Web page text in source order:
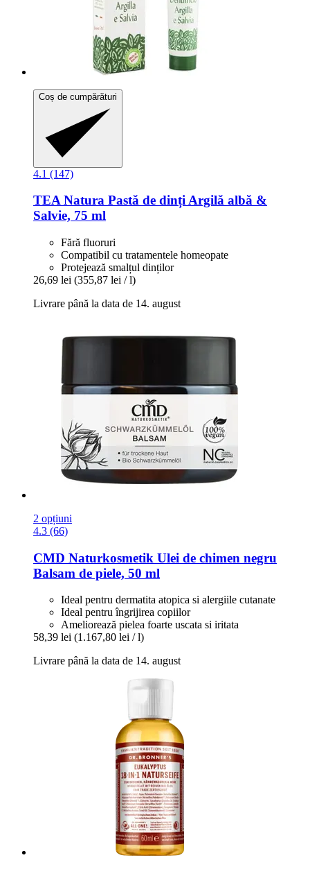
Coș de cumpărături
4.1 (147)
TEA Natura Pastă de dinți Argilă albă &
Salvie, 75 ml
Fără fluoruri
Compatibil cu tratamentele homeopate
Protejează smalțul dinților
26,69 lei (355,87 lei / l)
Livrare până la data de 14. august
2 opțiuni
4.3 (66)
CMD Naturkosmetik Ulei de chimen negru
Balsam de piele, 50 ml
Ideal pentru dermatita atopica si alergiile cutanate
Ideal pentru îngrijirea copiilor
Ameliorează pielea foarte uscata si iritata
58,39 lei (1.167,80 lei / l)
Livrare până la data de 14. august